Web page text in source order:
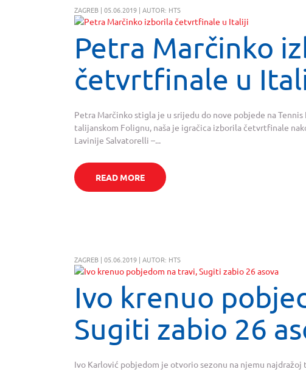
ZAGREB | 05.06.2019 | AUTOR: HTS
Petra Marčinko
četvrtfinale u
Petra Marčinko stigla je u srijedu do nove pobjede na
talijanskom Folignu, naša je igračica izborila četvrtfinale
Lavinije Salvatorelli –...
READ MORE
ZAGREB | 05.06.2019 | AUTOR: HTS
Ivo krenuo
Sugiti zabio 26
Ivo Karlović pobjedom je otvorio sezonu na njemu najdražoj